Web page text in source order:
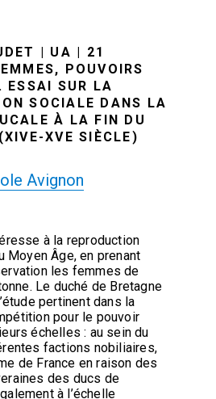
| UA | 21
POUVOIRS
ESSAI SUR LA
SOCIALE DANS LA
À LA FIN DU
XVE SIÈCLE)
Avignon
à la reproduction
Moyen Âge, en prenant
les femmes de
Le duché de Bretagne
pertinent dans la
pour le pouvoir
échelles : au sein du
factions nobiliaires,
de France en raison des
des ducs de
à l’échelle